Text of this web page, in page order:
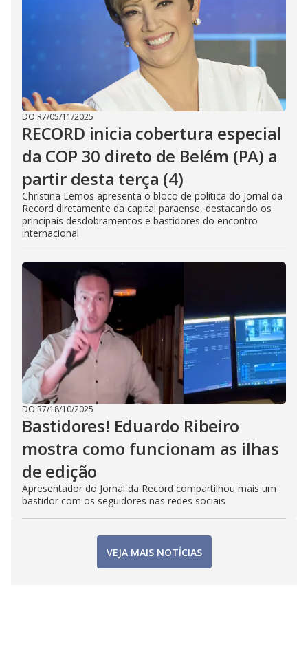
DO R7/05/11/2025
RECORD inicia cobertura especial
da COP 30 direto de Belém (PA) a
partir desta terça (4)
Christina Lemos apresenta o bloco de política do Jornal da
Record diretamente da capital paraense, destacando os
principais desdobramentos e bastidores do encontro
internacional
DO R7/18/10/2025
Bastidores! Eduardo Ribeiro
mostra como funcionam as ilhas
de edição
Apresentador do Jornal da Record compartilhou mais um
bastidor com os seguidores nas redes sociais
VEJA MAIS NOTÍCIAS